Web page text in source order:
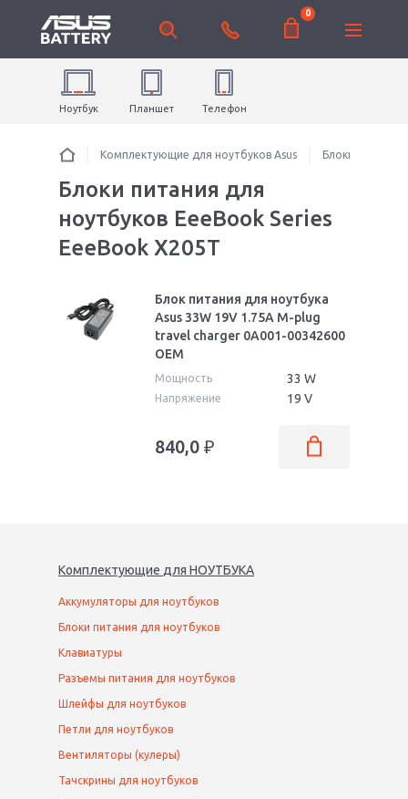
0
Ноутбук Планшет Телефон
Комплектующие для ноутбуков Asus Блоки питания
Блоки питания для
ноутбуков EeeBook Series
EeeBook X205T
Блок питания для ноутбука
Asus 33W 19V 1.75A M-plug
travel charger 0A001-00342600
OEM
Мощность 33 W
Напряжение 19 V
840,0 ₽
Комплектующие для НОУТБУКА
Аккумуляторы для ноутбуков
Блоки питания для ноутбуков
Клавиатуры
Разъемы питания для ноутбуков
Шлейфы для ноутбуков
Петли для ноутбуков
Вентиляторы (кулеры)
Тачскрины для ноутбуков